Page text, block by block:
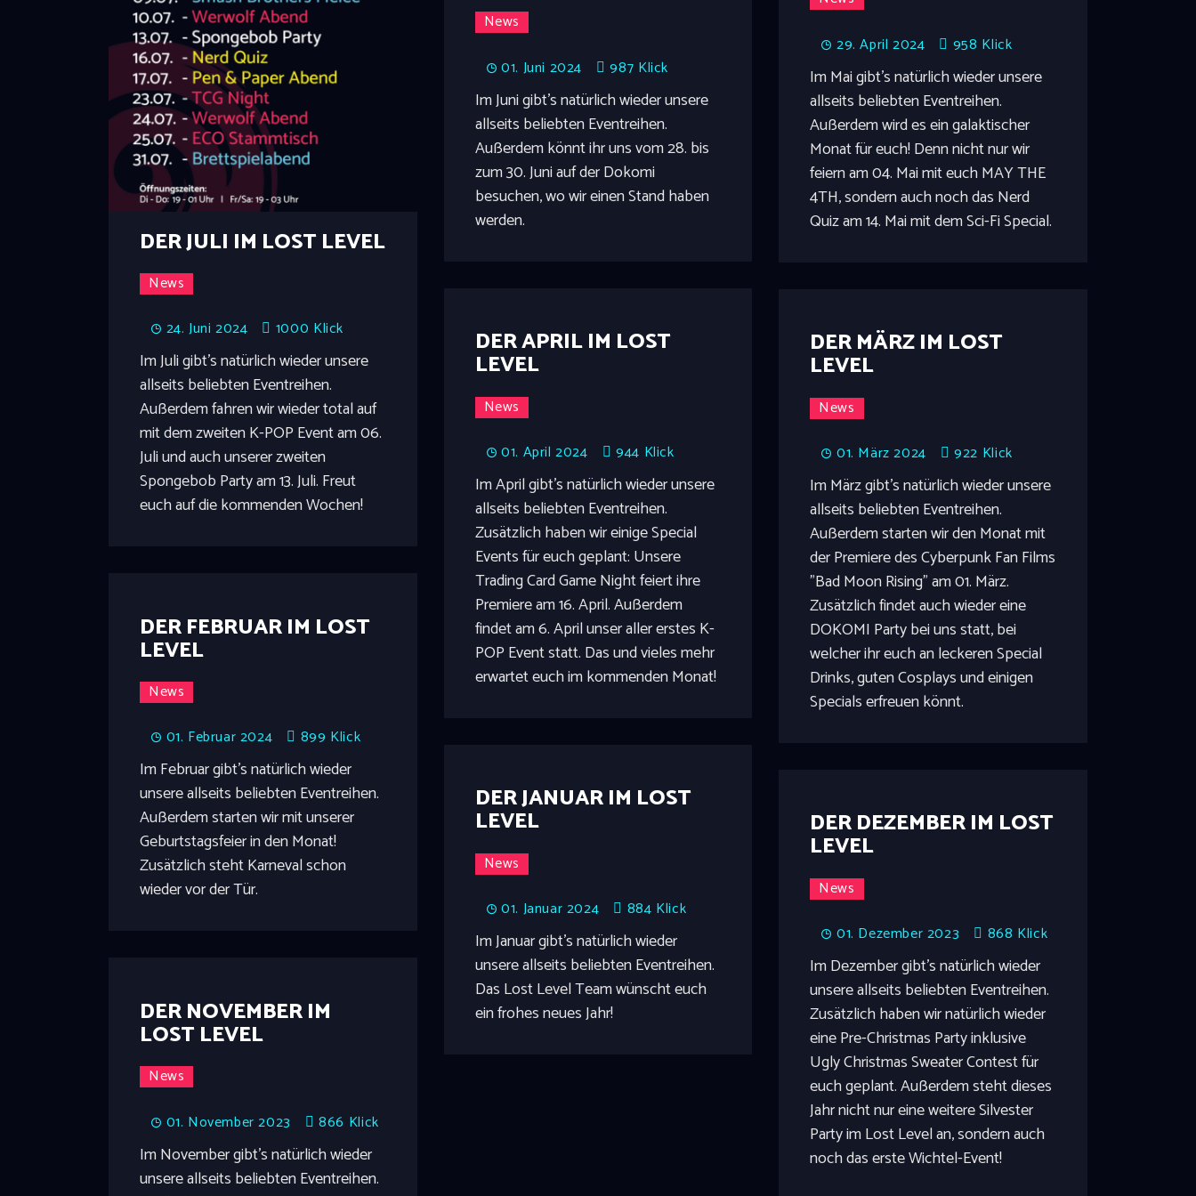
DER JULI IM LOST LEVEL
News
24. Juni 2024
1000 Klick
Im Juli gibt's natürlich wieder unsere
allseits beliebten Eventreihen.
Außerdem fahren wir wieder total auf
mit dem zweiten K-POP Event am 06.
Juli und auch unserer zweiten
Spongebob Party am 13. Juli. Freut
euch auf die kommenden Wochen!
News
01. Juni 2024
987 Klick
Im Juni gibt's natürlich wieder unsere
allseits beliebten Eventreihen.
Außerdem könnt ihr uns vom 28. bis
zum 30. Juni auf der Dokomi
besuchen, wo wir einen Stand haben
werden.
29. April 2024
958 Klick
Im Mai gibt's natürlich wieder unsere
allseits beliebten Eventreihen.
Außerdem wird es ein galaktischer
Monat für euch! Denn nicht nur wir
feiern am 04. Mai mit euch MAY THE
4TH, sondern auch noch das Nerd
Quiz am 14. Mai mit dem Sci-Fi Special.
DER APRIL IM LOST
LEVEL
News
01. April 2024
944 Klick
Im April gibt's natürlich wieder unsere
allseits beliebten Eventreihen.
Zusätzlich haben wir einige Special
Events für euch geplant: Unsere
Trading Card Game Night feiert ihre
Premiere am 16. April. Außerdem
findet am 6. April unser aller erstes K-
POP Event statt. Das und vieles mehr
erwartet euch im kommenden Monat!
DER MÄRZ IM LOST
LEVEL
News
01. März 2024
922 Klick
Im März gibt's natürlich wieder unsere
allseits beliebten Eventreihen.
Außerdem starten wir den Monat mit
der Premiere des Cyberpunk Fan Films
"Bad Moon Rising" am 01. März.
Zusätzlich findet auch wieder eine
DOKOMI Party bei uns statt, bei
welcher ihr euch an leckeren Special
Drinks, guten Cosplays und einigen
Specials erfreuen könnt.
DER FEBRUAR IM LOST
LEVEL
News
01. Februar 2024
899 Klick
Im Februar gibt's natürlich wieder
unsere allseits beliebten Eventreihen.
Außerdem starten wir mit unserer
Geburtstagsfeier in den Monat!
Zusätzlich steht Karneval schon
wieder vor der Tür.
DER JANUAR IM LOST
LEVEL
News
01. Januar 2024
884 Klick
Im Januar gibt's natürlich wieder
unsere allseits beliebten Eventreihen.
Das Lost Level Team wünscht euch
ein frohes neues Jahr!
DER DEZEMBER IM LOST
LEVEL
News
01. Dezember 2023
868 Klick
Im Dezember gibt's natürlich wieder
unsere allseits beliebten Eventreihen.
Zusätzlich haben wir natürlich wieder
eine Pre-Christmas Party inklusive
Ugly Christmas Sweater Contest für
euch geplant. Außerdem steht dieses
Jahr nicht nur eine weitere Silvester
Party im Lost Level an, sondern auch
noch das erste Wichtel-Event!
DER NOVEMBER IM
LOST LEVEL
News
01. November 2023
866 Klick
Im November gibt's natürlich wieder
unsere allseits beliebten Eventreihen.